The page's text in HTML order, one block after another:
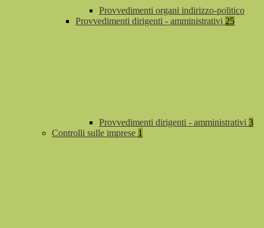
Provvedimenti organi indirizzo-politico
Provvedimenti dirigenti - amministrativi 25
Provvedimenti dirigenti - amministrativi 3
Controlli sulle imprese 1